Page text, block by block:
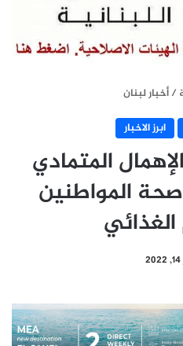
/ أخبار لبنان
ابرز الاخبار
المتمادي
المواطنين